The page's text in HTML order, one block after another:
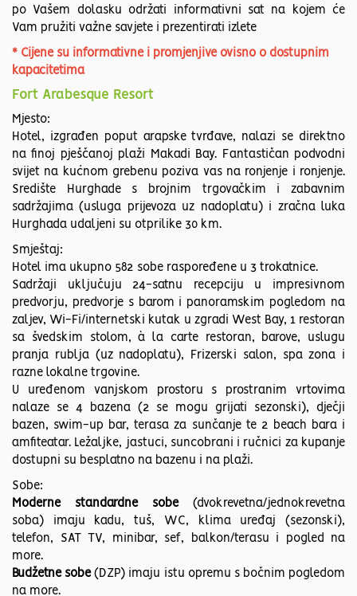
po Vašem dolasku održati informativni sat na kojem će
Vam pružiti važne savjete i prezentirati izlete
* Cijene su informativne i promjenjive ovisno o dostupnim
kapacitetima
Fort Arabesque Resort
Mjesto:
Hotel, izgrađen poput arapske tvrđave, nalazi se direktno
na finoj pješčanoj plaži Makadi Bay. Fantastičan podvodni
svijet na kućnom grebenu poziva vas na ronjenje i ronjenje.
Središte Hurghade s brojnim trgovačkim i zabavnim
sadržajima (usluga prijevoza uz nadoplatu) i zračna luka
Hurghada udaljeni su otprilike 30 km.
Smještaj:
Hotel ima ukupno 582 sobe raspoređene u 3 trokatnice.
Sadržaji uključuju 24-satnu recepciju u impresivnom
predvorju, predvorje s barom i panoramskim pogledom na
zaljev, Wi-Fi/internetski kutak u zgradi West Bay, 1 restoran
sa švedskim stolom, à la carte restoran, barove, uslugu
pranja rublja (uz nadoplatu), Frizerski salon, spa zona i
razne lokalne trgovine.
U uređenom vanjskom prostoru s prostranim vrtovima
nalaze se 4 bazena (2 se mogu grijati sezonski), dječji
bazen, swim-up bar, terasa za sunčanje te 2 beach bara i
amfiteatar. Ležaljke, jastuci, suncobrani i ručnici za kupanje
dostupni su besplatno na bazenu i na plaži.
Sobe:
Moderne standardne sobe(dvokrevetna/jednokrevetna
soba) imaju kadu, tuš, WC, klima uređaj (sezonski),
telefon, SAT TV, minibar, sef, balkon/terasu i pogled na
more.
Budžetne sobe(DZP) imaju istu opremu s bočnim pogledom
na more.